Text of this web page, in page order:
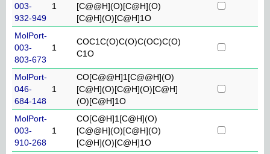
003-
932-949
1
[C@@H](O)[C@H](O)
[C@H](O)[C@H]1O
MolPort-
003-
803-673
1
COC1C(O)C(O)C(OC)C(O)
C1O
MolPort-
046-
684-148
1
CO[C@@H]1[C@@H](O)
[C@H](O)[C@H](O)[C@H]
(O)[C@H]1O
MolPort-
003-
910-268
1
CO[C@H]1[C@H](O)
[C@@H](O)[C@H](O)
[C@H](O)[C@H]1O